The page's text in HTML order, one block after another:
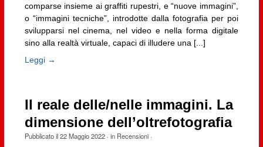
comparse insieme ai graffiti rupestri, e “nuove immagini”,
o “immagini tecniche”, introdotte dalla fotografia per poi
svilupparsi nel cinema, nel video e nella forma digitale
sino alla realtà virtuale, capaci di illudere una [...]
Leggi →
Il reale delle/nelle immagini. La
dimensione dell’oltrefotografia
Pubblicato il22 Maggio 2022· in Recensioni·